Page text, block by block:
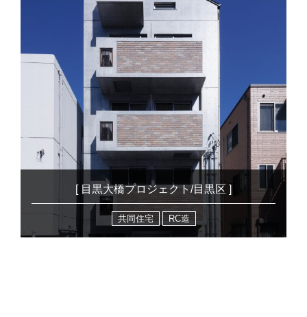
[ 目黒大橋プロジェクト/目黒区 ]
共同住宅 RC造